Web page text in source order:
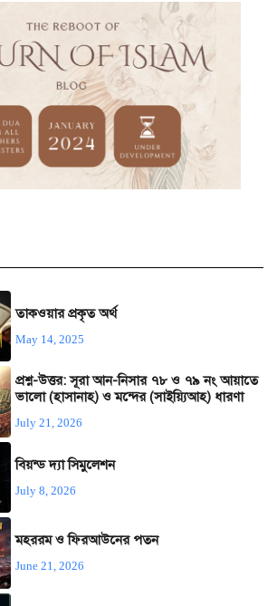
তাকওয়ার প্রকৃত অর্থ
May 14, 2025
প্রশ্ন-উত্তর: সূরা আন-নিসার ৭৮ ও ৭৯ নং আয়াতে
ভালো (হাসানাহ) ও মন্দের (সাইয়্যিআহ) ধারণা
July 21, 2026
বিয়ন্ড দ্যা সিমুলেশন
July 8, 2026
মহররম ও ফিরআউনের পতন
June 21, 2026